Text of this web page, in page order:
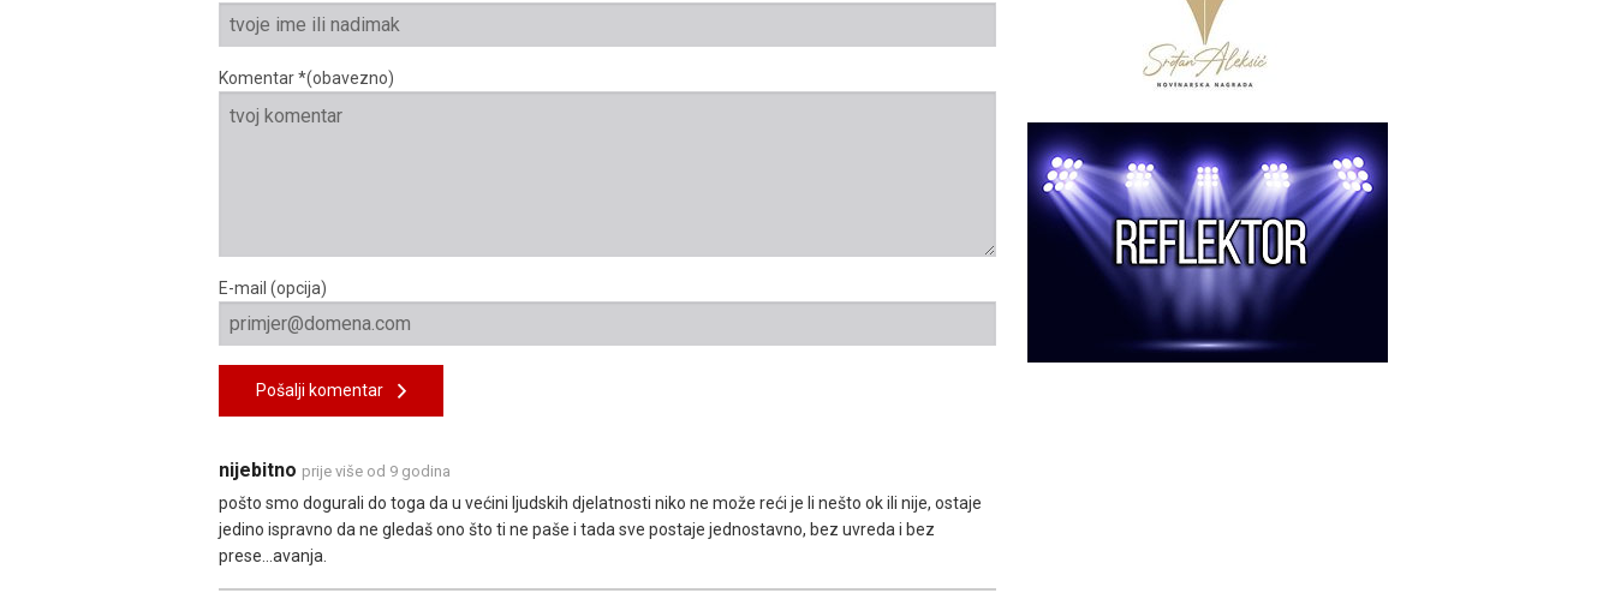
Komentar *(obavezno)
E-mail (opcija)
Pošalji komentar
nijebitno prije više od 9 godina
pošto smo dogurali do toga da u većini ljudskih djelatnosti niko ne može reći je li nešto ok ili nije, ostaje
jedino ispravno da ne gledaš ono što ti ne paše i tada sve postaje jednostavno, bez uvreda i bez
prese...avanja.